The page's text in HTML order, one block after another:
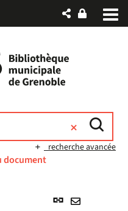
recherche avancée
document
Lien